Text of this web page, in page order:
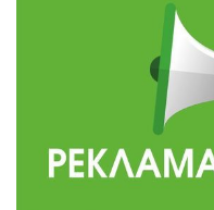
Обмежено
вмотивований:
артилерії
490 пацієнтів
«Альянс
підсумки роботи
області